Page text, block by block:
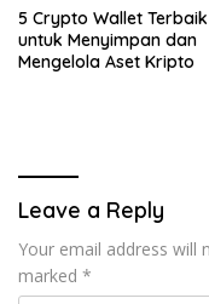
5 Crypto Wallet Terbaik
untuk Menyimpan dan
Mengelola Aset Kripto
Leave a Reply
Your email address will
marked *